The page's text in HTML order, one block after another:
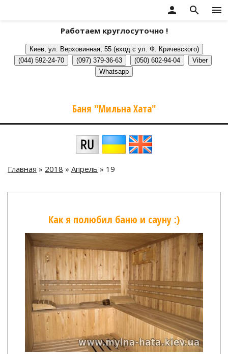
menu
search
person
Работаем круглосуточно !
Баня "Мильна Хата"
Главная » 2018 » Апрель » 19
Как я полюбил баню и сауну :)